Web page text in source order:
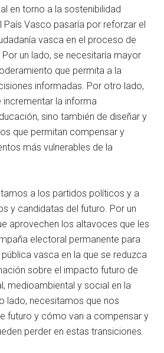
en torno a la sostenibilidad
País Vasco pasaría por reforzar el
vasca en el proceso de
un lado, se necesitaría mayor
que permita a la
informadas. Por otro lado,
la informa
sino también de diseñar y
que permitan compensar y
más vulnerables de la
a los partidos políticos y a
y candidatas del futuro. Por un
aprovechen los altavoces que les
electoral permanente para
vasca en la que se reduzca
sobre el impacto futuro de
medioambiental y social en la
lado, necesitamos que nos
futuro y cómo van a compensar y
perder en estas transiciones.